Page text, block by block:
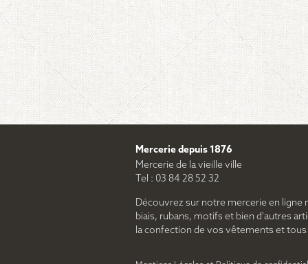
Mercerie depuis 1876
Mercerie de la vieille ville
Tel : 03 84 28 52 32
Découvrez sur notre mercerie en ligne
biais, rubans, motifs et bien d'autres
la confection de vos vêtements et tous